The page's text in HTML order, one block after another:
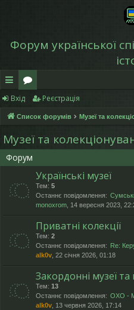
Форум української
в
и
дк
и
ос
ту
о
ру
м
и
Вхід Реєстрація
Список форумів Музеї та
Музеї та
Форум
Українські музеї
Тем: 5
Останнє повідомлення:
monoxrom , 14 вересня 2023,
Приватні колекції
Тем: 2
Останнє повідомлення: Re:
alk0v , 22 січня 2026, 01:18
Закордонні музеї та
Тем: 13
Останнє повідомлення: OXO -
alk0v , 13 червня 2026, 17:14